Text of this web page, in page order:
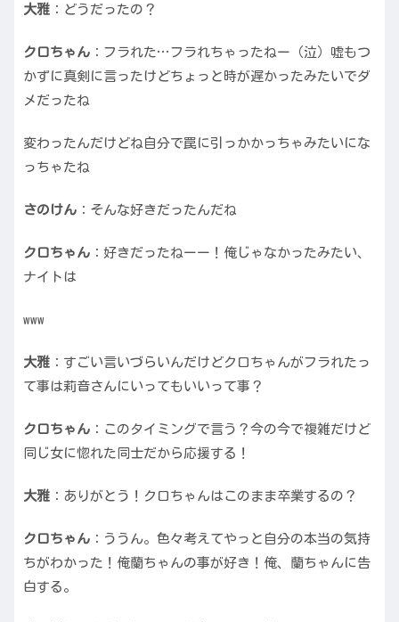
大雅 ：どうだったの？
クロちゃん ：フラれた…フラれちゃったねー（泣）嘘もつ
かずに真剣に言ったけどちょっと時が遅かったみたいでダ
メだったね
変わったんだけどね自分で罠に引っかかっちゃみたいにな
っちゃたね
さのけん ：そんな好きだったんだね
クロちゃん ：好きだったねーー！俺じゃなかったみたい、
ナイトは
www
大雅 ：すごい言いづらいんだけどクロちゃんがフラれたっ
て事は莉音さんにいってもいいって事？
クロちゃん ：このタイミングで言う？今の今で複雑だけど
同じ女に惚れた同士だから応援する！
大雅 ：ありがとう！クロちゃんはこのまま卒業するの？
クロちゃん ：ううん。色々考えてやっと自分の本当の気持
ちがわかった！俺蘭ちゃんの事が好き！俺、蘭ちゃんに告
白する。